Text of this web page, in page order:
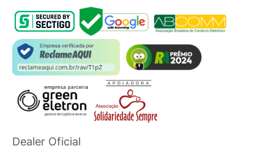
Dealer Oficial